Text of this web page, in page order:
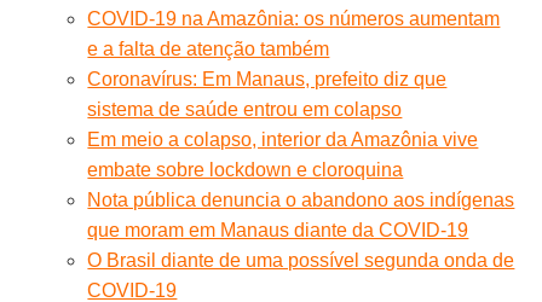
COVID-19 na Amazônia: os números aumentam
e a falta de atenção também
Coronavírus: Em Manaus, prefeito diz que
sistema de saúde entrou em colapso
Em meio a colapso, interior da Amazônia vive
embate sobre lockdown e cloroquina
Nota pública denuncia o abandono aos indígenas
que moram em Manaus diante da COVID-19
O Brasil diante de uma possível segunda onda de
COVID-19